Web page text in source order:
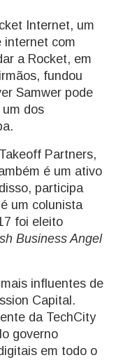
Internet, um
internet com
a Rocket, em
fundou
Samwer pode
dos
Partners,
é um ativo
participa
um colunista
foi eleito
Business Angel
influentes de
Capital.
da TechCity
governo
em todo o